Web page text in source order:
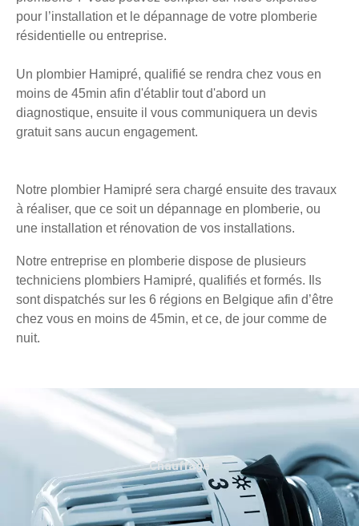
pour l’installation et le dépannage de votre plomberie
résidentielle ou entreprise.
Un plombier Hamipré, qualifié se rendra chez vous en
moins de 45min afin d'établir tout d'abord un
diagnostique, ensuite il vous communiquera un devis
gratuit sans aucun engagement.
Notre plombier Hamipré sera chargé ensuite des travaux
à réaliser, que ce soit un dépannage en plomberie, ou
une installation et rénovation de vos installations.
Notre entreprise en plomberie dispose de plusieurs
techniciens plombiers Hamipré, qualifiés et formés. Ils
sont dispatchés sur les 6 régions en Belgique afin d’être
chez vous en moins de 45min, et ce, de jour comme de
nuit.
Chauffage